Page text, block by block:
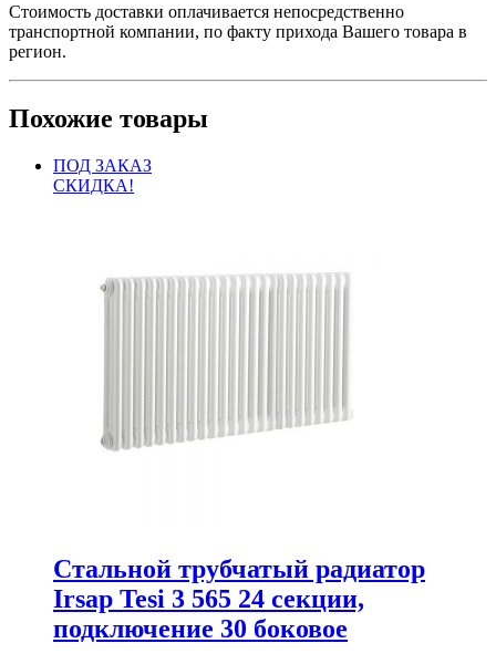
Стоимость доставки оплачивается непосредственно
транспортной компании, по факту прихода Вашего товара в
регион.
Похожие товары
ПОД ЗАКАЗ
СКИДКА!
Стальной трубчатый радиатор
Irsap Tesi 3 565 24 секции,
подключение 30 боковое